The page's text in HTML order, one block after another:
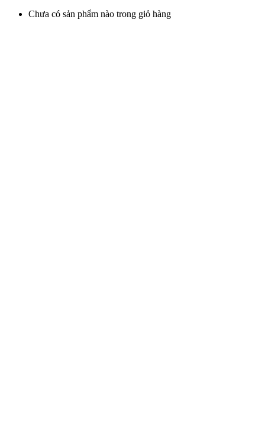
Chưa có sản phẩm nào trong giỏ hàng